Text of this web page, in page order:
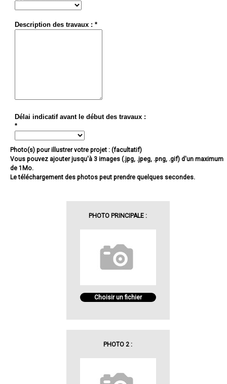
Description des travaux : *
Délai indicatif avant le début des travaux :
*
Photo(s) pour illustrer votre projet : (facultatif)
Vous pouvez ajouter jusqu'à 3 images (.jpg, .jpeg, .png, .gif) d'un maximum
de 1Mo.
Le téléchargement des photos peut prendre quelques secondes.
PHOTO PRINCIPALE :
Choisir un fichier
PHOTO 2 :